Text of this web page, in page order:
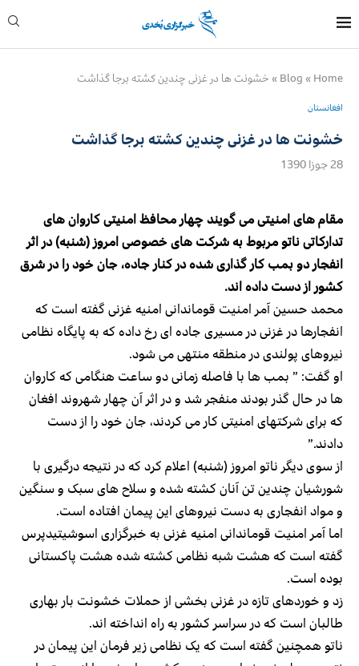
Home
»
Blog
» خشونت ها در غزنی چندین کشته برجا گذاشت
افغانستان
خشونت ها در غزنی چندین کشته برجا گذاشت
28 جوزا 1390
مقام های امنیتی می گویند چهار محافظ امنیتی کاروان های
تدارکاتی ناتو مربوط به شرکت های خصوصی امروز (شنبه) در اثر
انفجار دو بمب کار گذاری شده در کنار جاده، جان خود را در شرق
کشور از دست داده اند.
محمد حسین آمر امنیت قوماندانی امنیه غزنی گفته است که
انفجارها در غزنی در مسیری جاده ای رخ داده که به پایگاه نظامی
نیروهای پولندی در منطقه منتهی می شود.
او گفت: ” بمب ها با فاصله زمانی دو ساعت هنگامی که کاروان
ها در حال گذر بودند منفجر شد و در اثر آن چهار شهروند افغان
که برای شرکتهای امنیتی کار می کردند، جان خود را از دست
دادند.”
از سوی دیگر ناتو امروز (شنبه) اعلام کرد که در نتیجه درگیری با
شورشیان چندین تن آنان کشته شده و سلاح های سبک و سنگین
و مواد انفجاری به دست نیروهای این پیمان افتاده است.
اما آمر امنیت قوماندانی امنیه غزنی به خبرگزاری اسوشیتیدپرس
گفته است که هشت شبه نظامی کشته شده هشت پاکستانی
بوده است.
زد و خوردهای تازه در غزنی بخشی از حملات خشونت بار بهاری
طالبان است که در سراسر کشور به راه انداخته اند.
ناتو همچنین گفته است که یک نظامی زیر فرمان این پیمان در